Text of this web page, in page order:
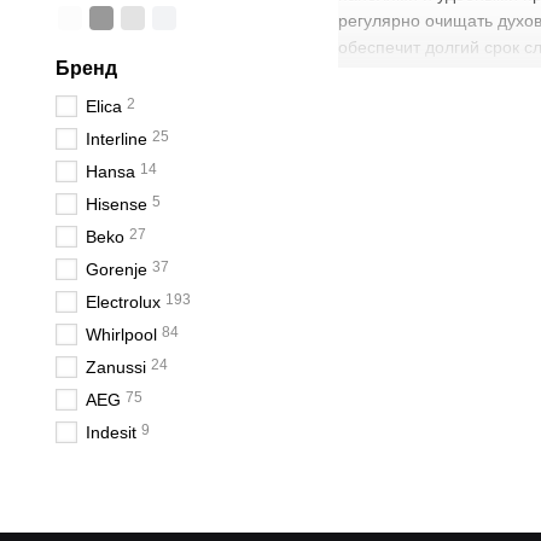
регулярно очищать
обеспечит долгий срок
Бренд
Elica 2
Interline 25
Hansa 14
Hisense 5
Beko 27
Gorenje 37
Electrolux 193
Whirlpool 84
Zanussi 24
AEG 75
Indesit 9